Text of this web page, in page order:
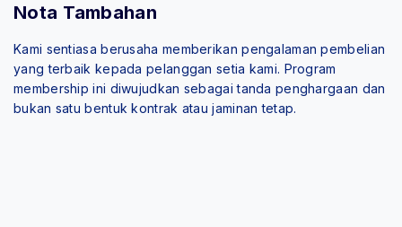
Nota Tambahan
Kami sentiasa berusaha memberikan pengalaman pembelian
yang terbaik kepada pelanggan setia kami. Program
membership ini diwujudkan sebagai tanda penghargaan dan
bukan satu bentuk kontrak atau jaminan tetap.